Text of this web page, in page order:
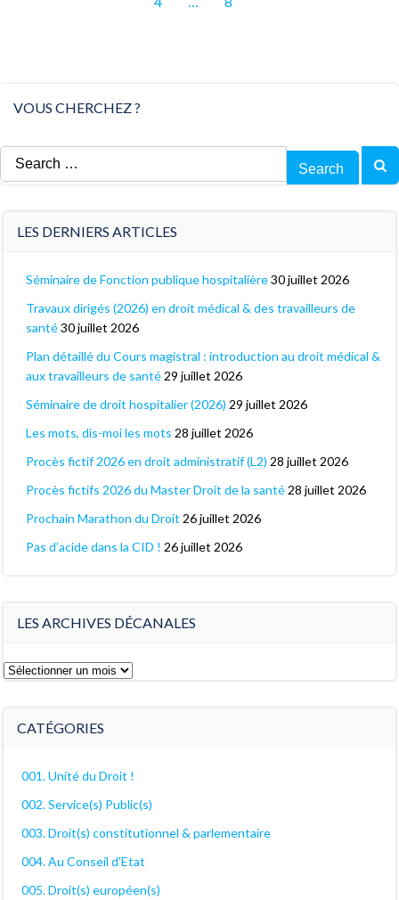
VOUS CHERCHEZ ?
Search
for:
LES DERNIERS ARTICLES
Séminaire de Fonction publique hospitalière30 juillet 2026
Travaux dirigés (2026) en droit médical & des travailleurs de
santé30 juillet 2026
Plan détaillé du Cours magistral : introduction au droit médical &
aux travailleurs de santé 29 juillet 2026
Séminaire de droit hospitalier (2026) 29 juillet 2026
Les mots, dis-moi les mots 28 juillet 2026
Procès fictif 2026 en droit administratif (L2) 28 juillet 2026
Procès fictifs 2026 du Master Droit de la santé 28 juillet 2026
Prochain Marathon du Droit 26 juillet 2026
Pas d’acide dans la CID ! 26 juillet 2026
LES ARCHIVES DÉCANALES
Les
CATÉGORIES
001. Unité du Droit !
002. Service(s) Public(s)
003. Droit(s) constitutionnel & parlementaire
004. Au Conseil d'Etat
005. Droit(s) européen(s)